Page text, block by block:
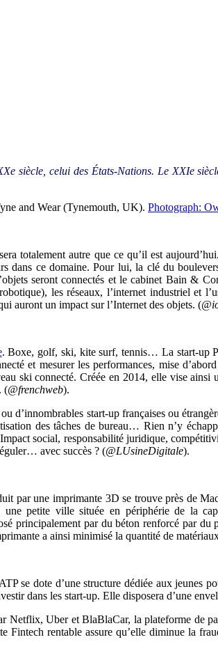
siècle, celui des États-Nations. Le XXIe
and Wear (Tynemouth, UK). Photograph:
totalement autre que ce qu’il est
dans ce domaine. Pour lui, la clé du
seront connectés et le cabinet Bain &
les réseaux, l’internet industriel et
auront un impact sur l’Internet des objets. (
.Boxe, golf, ski, kite surf, tennis… La start-up
et mesurer les performances, mise
ski connecté. Créée en 2014, elle vise ainsi
(@frenchweb).
d’innombrables start-up françaises ou
des tâches de bureau… Rien n’y
social, responsabilité juridique,
avec succès ? (@LUsineDigitale).
par une imprimante 3D se trouve près de
petite ville située en périphérie de la
principalement par du béton renforcé par
a ainsi minimisé la quantité de
se dote d’une structure dédiée aux jeunes
dans les start-up. Elle disposera d’une
Netflix, Uber et BlaBlaCar, la plateforme de
rentable assure qu’elle diminue la